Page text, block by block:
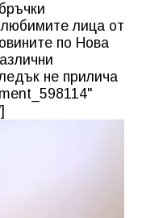
лица от
по Нова
не прилича